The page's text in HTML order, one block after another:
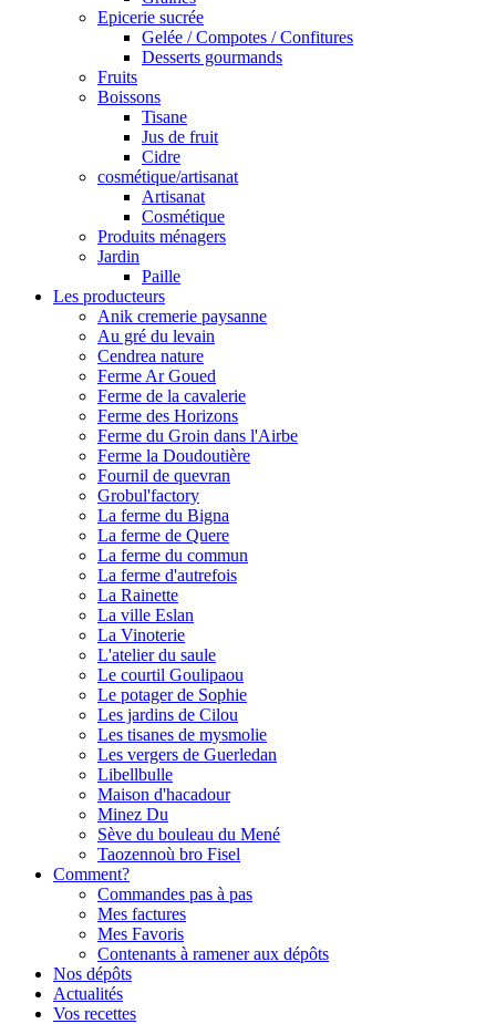
Epicerie sucrée
Gelée / Compotes / Confitures
Desserts gourmands
Fruits
Boissons
Tisane
Jus de fruit
Cidre
cosmétique/artisanat
Artisanat
Cosmétique
Produits ménagers
Jardin
Paille
Les producteurs
Anik cremerie paysanne
Au gré du levain
Cendrea nature
Ferme Ar Goued
Ferme de la cavalerie
Ferme des Horizons
Ferme du Groin dans l'Airbe
Ferme la Doudoutière
Fournil de quevran
Grobul'factory
La ferme du Bigna
La ferme de Quere
La ferme du commun
La ferme d'autrefois
La Rainette
La ville Eslan
La Vinoterie
L'atelier du saule
Le courtil Goulipaou
Le potager de Sophie
Les jardins de Cilou
Les tisanes de mysmolie
Les vergers de Guerledan
Libellbulle
Maison d'hacadour
Minez Du
Sève du bouleau du Mené
Taozennoù bro Fisel
Comment?
Commandes pas à pas
Mes factures
Mes Favoris
Contenants à ramener aux dépôts
Nos dépôts
Actualités
Vos recettes